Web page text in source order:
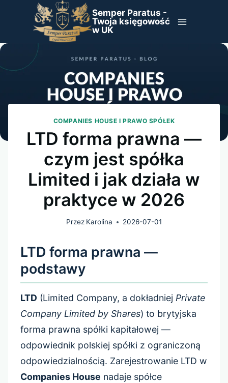
Semper Paratus -
Twoja księgowość
w UK
COMPANIES HOUSE I PRAWO SPÓŁEK
LTD forma prawna —
czym jest spółka
Limited i jak działa w
praktyce w 2026
Przez Karolina 2026-07-01
LTD forma prawna —
podstawy
LTD (Limited Company, a dokładniej Private
Company Limited by Shares) to brytyjska
forma prawna spółki kapitałowej —
odpowiednik polskiej spółki z ograniczoną
odpowiedzialnością. Zarejestrowanie LTD w
Companies House nadaje spółce